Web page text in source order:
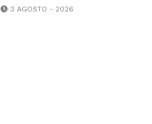
3 AGOSTO - 2026